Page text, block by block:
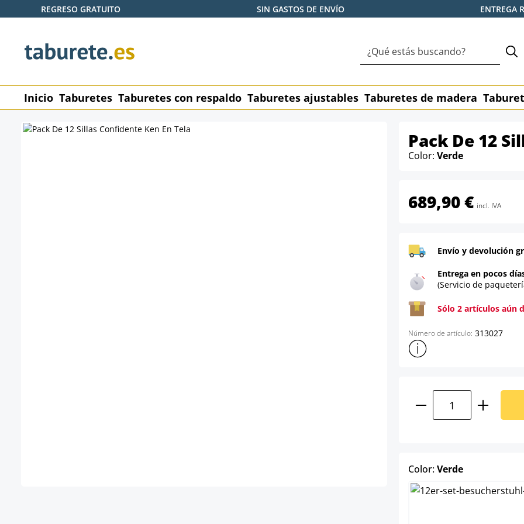
al contenido principal
Saltar a la búsqueda
Saltar a la navegación principal
REGRESO GRATUITO SIN GASTOS DE ENVÍO ENTREGA
Inicio Taburetes Taburetes con respaldo Taburetes ajustables Taburetes de madera
Pack De 12
Color: Verde
689,90 € incl. IVA
Envío y devolución
Entrega en pocos
(Servicio de
Sólo 2 artículos aún
Número de artículo: 313027
Mostrar más información
Cantidad del
Color:Verdeselect